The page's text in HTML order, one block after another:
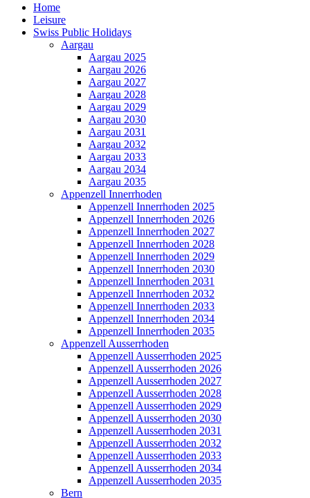
Home
Leisure
Swiss Public Holidays
Aargau
Aargau 2025
Aargau 2026
Aargau 2027
Aargau 2028
Aargau 2029
Aargau 2030
Aargau 2031
Aargau 2032
Aargau 2033
Aargau 2034
Aargau 2035
Appenzell Innerrhoden
Appenzell Innerrhoden 2025
Appenzell Innerrhoden 2026
Appenzell Innerrhoden 2027
Appenzell Innerrhoden 2028
Appenzell Innerrhoden 2029
Appenzell Innerrhoden 2030
Appenzell Innerrhoden 2031
Appenzell Innerrhoden 2032
Appenzell Innerrhoden 2033
Appenzell Innerrhoden 2034
Appenzell Innerrhoden 2035
Appenzell Ausserrhoden
Appenzell Ausserrhoden 2025
Appenzell Ausserrhoden 2026
Appenzell Ausserrhoden 2027
Appenzell Ausserrhoden 2028
Appenzell Ausserrhoden 2029
Appenzell Ausserrhoden 2030
Appenzell Ausserrhoden 2031
Appenzell Ausserrhoden 2032
Appenzell Ausserrhoden 2033
Appenzell Ausserrhoden 2034
Appenzell Ausserrhoden 2035
Bern